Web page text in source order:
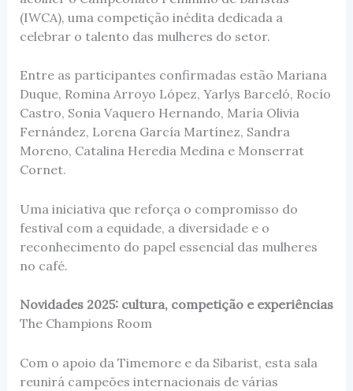
(IWCA), uma competição inédita dedicada a
celebrar o talento das mulheres do setor.
Entre as participantes confirmadas estão Mariana
Duque, Romina Arroyo López, Yarlys Barceló, Rocío
Castro, Sonia Vaquero Hernando, María Olivia
Fernández, Lorena García Martínez, Sandra
Moreno, Catalina Heredia Medina e Monserrat
Cornet.
Uma iniciativa que reforça o compromisso do
festival com a equidade, a diversidade e o
reconhecimento do papel essencial das mulheres
no café.
Novidades 2025: cultura, competição e experiências
The Champions Room
Com o apoio da Timemore e da Sibarist, esta sala
reunirá campeões internacionais de várias